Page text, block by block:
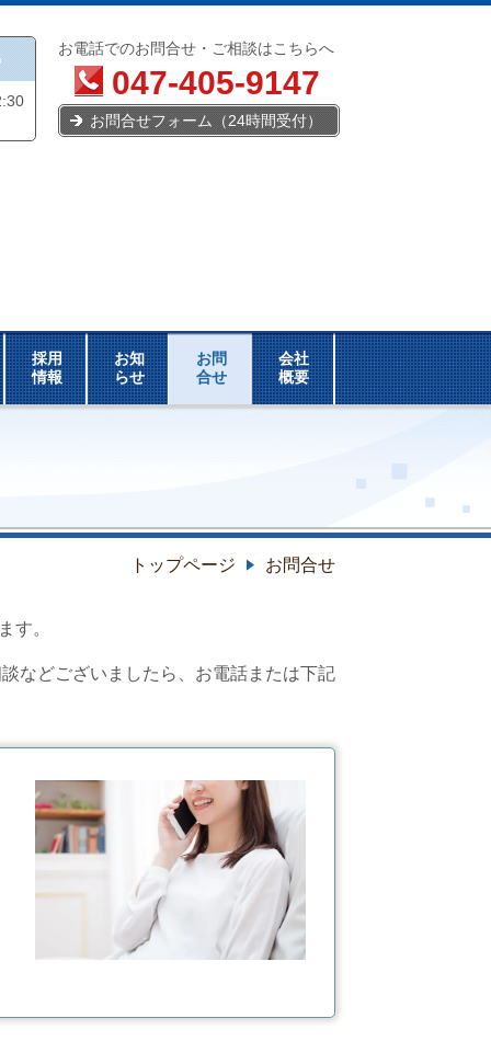
お電話でのお問合せ・ご相談はこちらへ
047-405-9147
お問合せフォーム（24時間受付）
採用
情報
お知
らせ
お問
合せ
会社
概要
トップページ お問合せ
す。
などございましたら、お電話または下記